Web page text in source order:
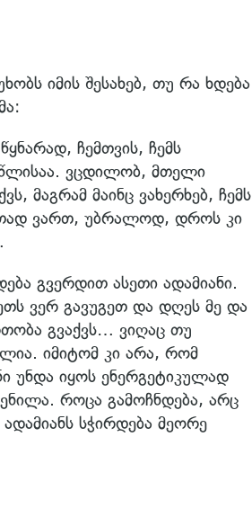
იმის შესახებ, თუ რა ხდება
ჩემთვის, ჩემს
წლისაა. ვცდილობ, მთელი
მაგრამ მაინც ვახერხებ, ჩემს
ვართ, უბრალოდ, დროს კი
გვერდით ასეთი ადამიანი.
ვერ გავუგეთ და დღეს მე და
გვაქვს… ვიღაც თუ
იმიტომ კი არა, რომ
უნდა იყოს ენერგეტიკულად
როცა გამოჩნდება, არც
სჭირდება მეორე